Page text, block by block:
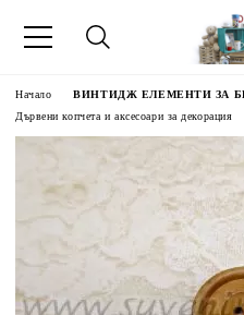
Начало
ВИНТИДЖ ЕЛЕМЕНТИ ЗА
Дървени копчета и аксесоари за декорация